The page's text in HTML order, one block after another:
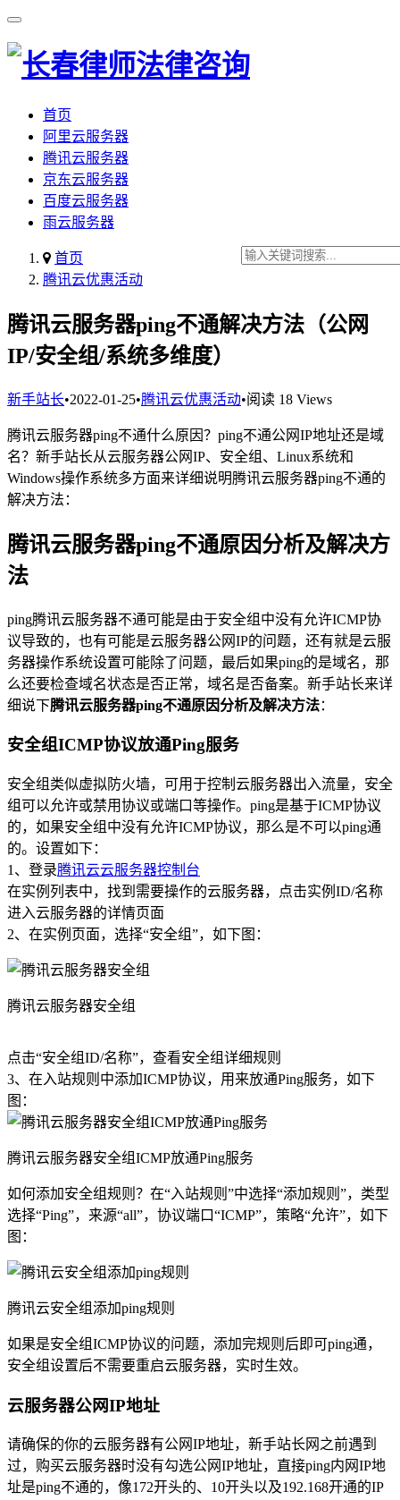
首页
阿里云服务器
腾讯云服务器
京东云服务器
百度云服务器
雨云服务器
首页
腾讯云优惠活动
腾讯云服务器ping不通解决方法（公网
IP/安全组/系统多维度）
新手站长•2022-01-25•腾讯云优惠活动•阅读 18 Views
腾讯云服务器ping不通什么原因？ping不通公网IP地址还是域
名？新手站长从云服务器公网IP、安全组、Linux系统和
Windows操作系统多方面来详细说明腾讯云服务器ping不通的
解决方法：
腾讯云服务器ping不通原因分析及解决方
法
ping腾讯云服务器不通可能是由于安全组中没有允许ICMP协
议导致的，也有可能是云服务器公网IP的问题，还有就是云服
务器操作系统设置可能除了问题，最后如果ping的是域名，那
么还要检查域名状态是否正常，域名是否备案。新手站长来详
细说下腾讯云服务器ping不通原因分析及解决方法：
安全组ICMP协议放通Ping服务
安全组类似虚拟防火墙，可用于控制云服务器出入流量，安全
组可以允许或禁用协议或端口等操作。ping是基于ICMP协议
的，如果安全组中没有允许ICMP协议，那么是不可以ping通
的。设置如下：
1、登录腾讯云云服务器控制台
在实例列表中，找到需要操作的云服务器，点击实例ID/名称
进入云服务器的详情页面
2、在实例页面，选择“安全组”，如下图：
腾讯云服务器安全组
点击“安全组ID/名称”，查看安全组详细规则
3、在入站规则中添加ICMP协议，用来放通Ping服务，如下
图：
腾讯云服务器安全组ICMP放通Ping服务
如何添加安全组规则？在“入站规则”中选择“添加规则”，类型
选择“Ping”，来源“all”，协议端口“ICMP”，策略“允许”，如下
图：
腾讯云安全组添加ping规则
如果是安全组ICMP协议的问题，添加完规则后即可ping通，
安全组设置后不需要重启云服务器，实时生效。
云服务器公网IP地址
请确保的你的云服务器有公网IP地址，新手站长网之前遇到
过，购买云服务器时没有勾选公网IP地址，直接ping内网IP地
址是ping不通的，像172开头的、10开头以及192.168开通的IP